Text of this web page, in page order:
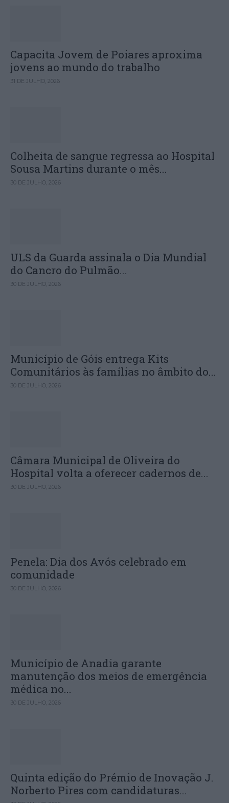
Capacita Jovem de Poiares aproxima
jovens ao mundo do trabalho
31 DE JULHO, 2026
Colheita de sangue regressa ao Hospital
Sousa Martins durante o mês...
30 DE JULHO, 2026
ULS da Guarda assinala o Dia Mundial
do Cancro do Pulmão...
30 DE JULHO, 2026
Município de Góis entrega Kits
Comunitários às famílias no âmbito do...
30 DE JULHO, 2026
Câmara Municipal de Oliveira do
Hospital volta a oferecer cadernos de...
30 DE JULHO, 2026
Penela: Dia dos Avós celebrado em
comunidade
30 DE JULHO, 2026
Município de Anadia garante
manutenção dos meios de emergência
médica no...
30 DE JULHO, 2026
Quinta edição do Prémio de Inovação J.
Norberto Pires com candidaturas...